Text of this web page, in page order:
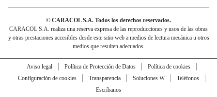
© CARACOL S.A. Todos los derechos reservados.
CARACOL S.A. realiza una reserva expresa de las reproducciones y usos de las obras
y otras prestaciones accesibles desde este sitio web a medios de lectura mecánica u otros
medios que resulten adecuados.
Aviso legal Política de Protección de Datos
Política de cookies
Configuración de cookies
Transparencia Soluciones W
Teléfonos
Escríbanos